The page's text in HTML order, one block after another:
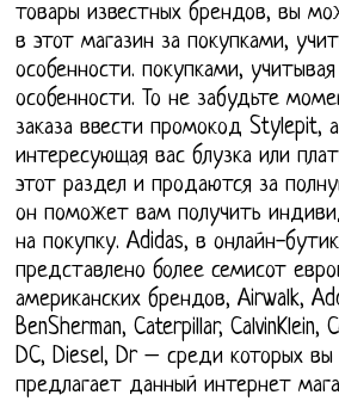
товары известных брендов, вы
в этот магазин за покупками,
особенности. покупками, учитывая
особенности. То не забудьте
заказа ввести промокод Stylepit,
интересующая вас блузка или
этот раздел и продаются за
он поможет вам получить
на покупку. Adidas, в онлайн-
представлено более семисот
американских брендов, Airwalk,
BenSherman, Caterpillar, CalvinKlein,
DC, Diesel, Dr – среди которых
предлагает данный интернет